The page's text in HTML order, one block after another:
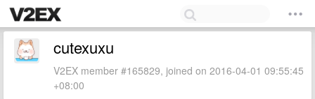
cutexuxu
V2EX member #165829, joined on 2016-04-01 09:55:45
+08:00